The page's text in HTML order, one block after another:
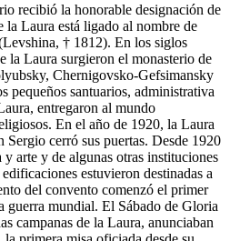
recibió la honorable designación de
Laura está ligado al nombre de
† 1812). En los siglos
Laura surgieron el monasterio de
Chernigovsko-Gefsimansky
pequeños santuarios, administrativa
entregaron al mundo
En el año de 1920, la Laura
cerró sus puertas. Desde 1920
arte y de algunas otras instituciones
estuvieron destinadas a
del convento comenzó el primer
guerra mundial. El Sábado de Gloria
campanas de la Laura, anunciaban